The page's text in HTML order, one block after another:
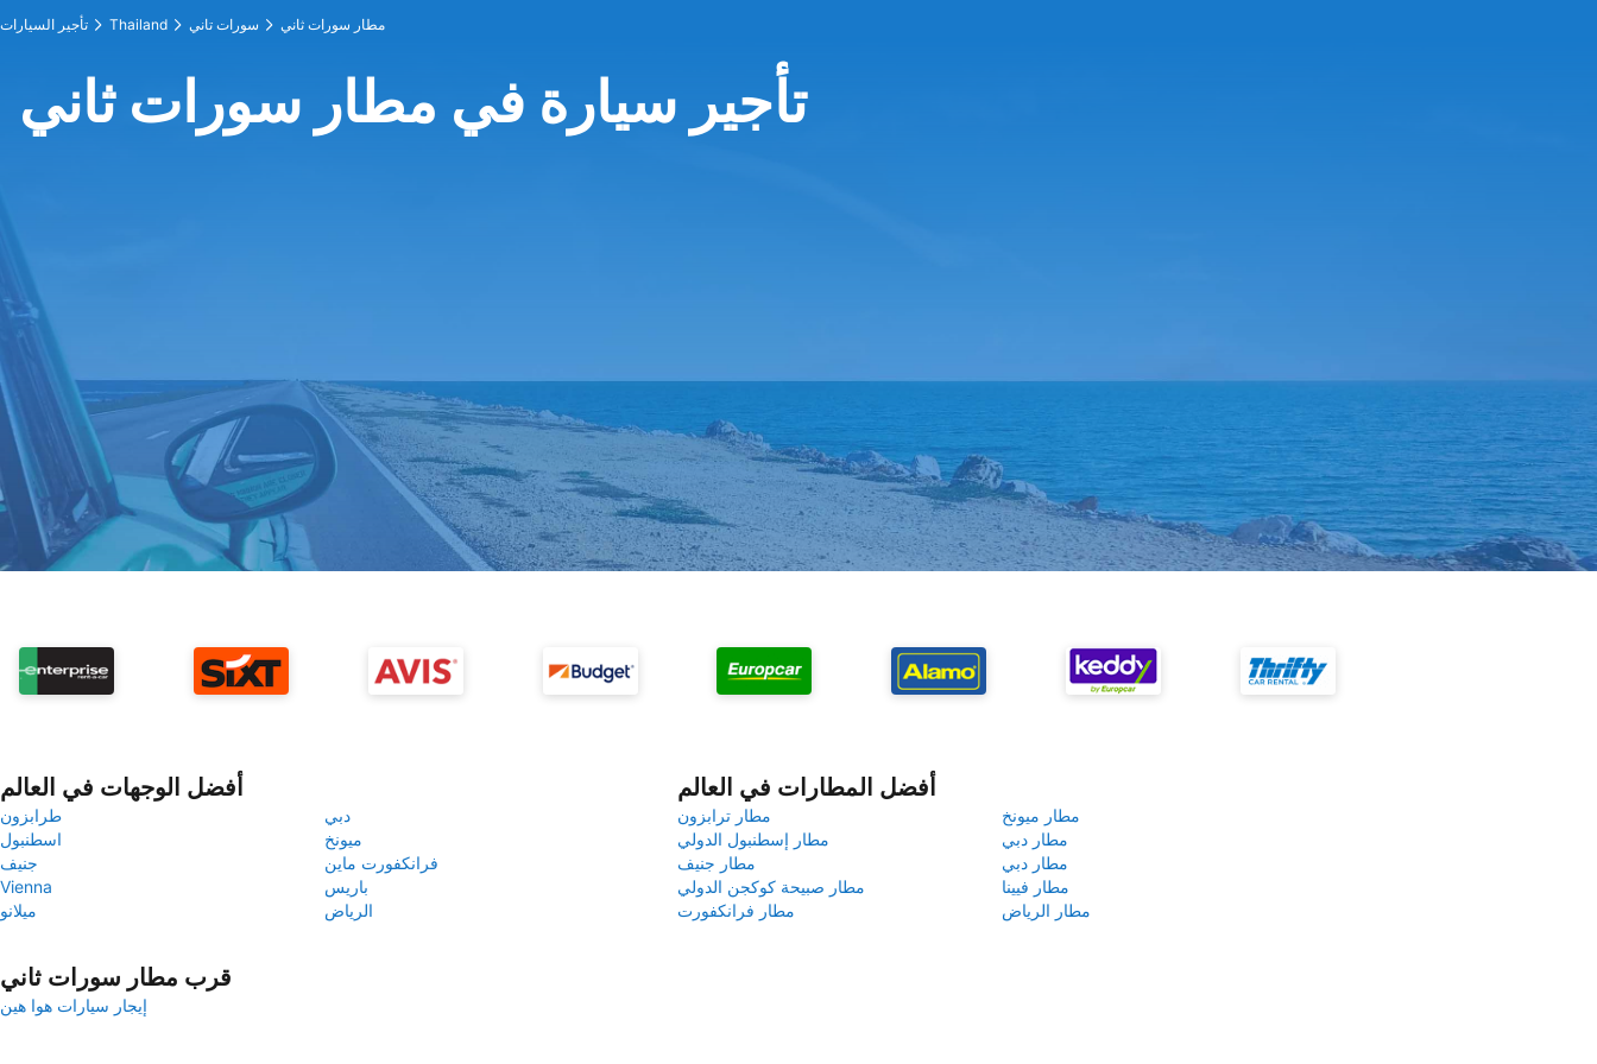
تأجير السيارات Thailand سورات تاني مطار سورات ثاني
تأجير سيارة في مطار سورات ثاني
أفضل الوجهات في العالم
طرابزون
دبي
اسطنبول
ميونخ
جنيف
فرانكفورت ماين
Vienna
باريس
ميلانو
الرياض
أفضل المطارات في العالم
مطار ترابزون
مطار ميونخ
مطار إسطنبول الدولي
مطار دبي
مطار جنيف
مطار دبي
مطار صبيحة كوكجن الدولي
مطار فيينا
مطار فرانكفورت
مطار الرياض
قرب مطار سورات ثاني
إيجار سيارات هوا هين